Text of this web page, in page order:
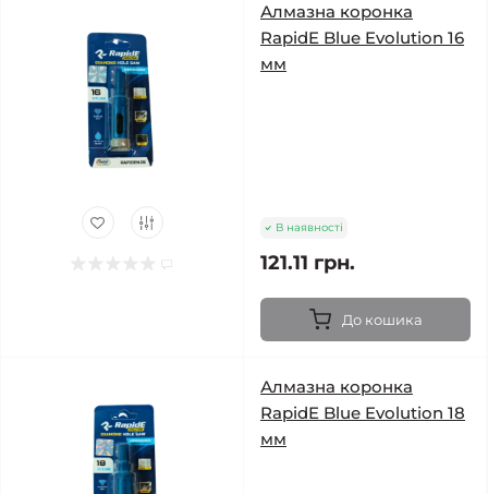
Алмазна коронка
RapidE Blue Evolution 16
мм
В наявності
121.11 грн.
До кошика
Алмазна коронка
RapidE Blue Evolution 18
мм